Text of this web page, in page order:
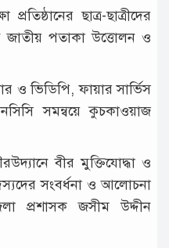
ছাত্র-ছাত্রীদের
জাতীয় পতাকা উত্তোলন ও
ও ভিডিপি, ফায়ার সার্ভিস
সমন্বয়ে কুচকাওয়াজ
বীর মুক্তিযোদ্ধা ও
সংবর্ধনা ও আলোচনা
প্রশাসক জসীম উদ্দীন